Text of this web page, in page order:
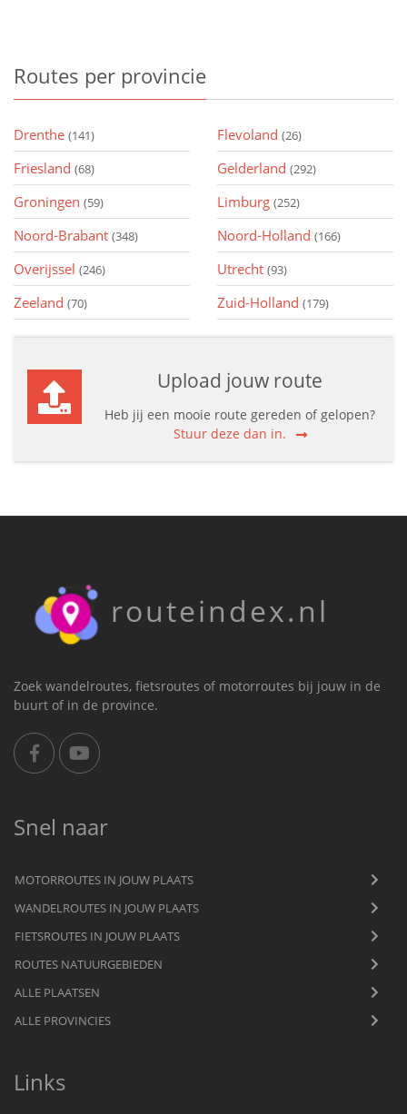
Routes per provincie
Drenthe (141) Flevoland (26)
Friesland (68) Gelderland (292)
Groningen (59) Limburg (252)
Noord-Brabant (348) Noord-Holland (166)
Overijssel (246) Utrecht (93)
Zeeland (70) Zuid-Holland (179)
Upload jouw route
Heb jij een mooie route gereden of gelopen?
Stuur deze dan in.
routeindex.nl
Zoek wandelroutes, fietsroutes of motorroutes bij jouw in de
buurt of in de province.
Snel naar
MOTORROUTES IN JOUW PLAATS
WANDELROUTES IN JOUW PLAATS
FIETSROUTES IN JOUW PLAATS
ROUTES NATUURGEBIEDEN
ALLE PLAATSEN
ALLE PROVINCIES
Links